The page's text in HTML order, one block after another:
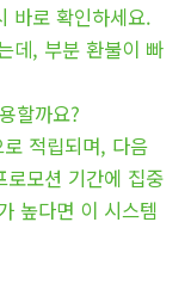
바로 확인하세요.
데, 부분 환불이 빠
할까요?
적립되며, 다음
모션 기간에 집중
높다면 이 시스템